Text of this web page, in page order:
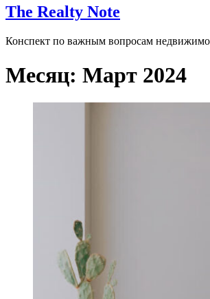
The Realty Note
Конспект по важным вопросам
Месяц: Март 2024